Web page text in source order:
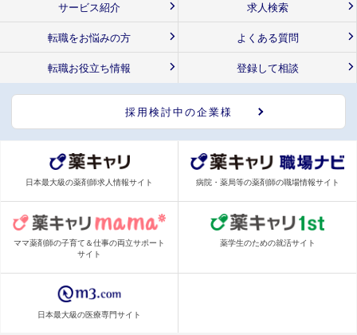
サービス紹介 求人検索
転職をお悩みの方 よくある質問
転職お役立ち情報 登録して相談
採用検討中の企業様
日本最大級の薬剤師求人情報サイト 病院・薬局等の薬剤師の職場情報サイト
ママ薬剤師の子育て＆仕事の両立サポート
サイト
薬学生のための就活サイト
日本最大級の医療専門サイト